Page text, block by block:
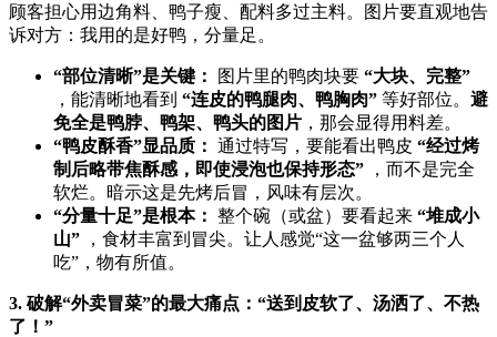
顾客担心用边角料、鸭子瘦、配料多过主料。图片要直观地告
诉对方：我用的是好鸭，分量足。
​“部位清晰”是关键：​ ​ 图片里的鸭肉块要 ​ ​“大块、完整”​
，能清晰地看到 ​ ​“连皮的鸭腿肉、鸭胸肉”​ ​ 等好部位。​ 避
免全是鸭脖、鸭架、鸭头的图片 ，那会显得用料差。
​“鸭皮酥香”显品质：​ ​ 通过特写，要能看出鸭皮 ​ ​“经过烤
制后略带焦酥感，即使浸泡也保持形态”​ ​ ，而不是完全
软烂。暗示这是先烤后冒，风味有层次。
​“分量十足”是根本：​ ​ 整个碗（或盆）要看起来 ​ ​“堆成小
山”​ ​ ，食材丰富到冒尖。让人感觉“这一盆够两三个人
吃”，物有所值。
3. 破解“外卖冒菜”的最大痛点：“送到皮软了、汤洒了、不热
了！”​